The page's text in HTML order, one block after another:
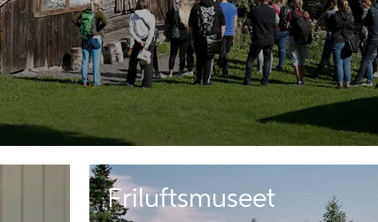
Friluftsmuseet